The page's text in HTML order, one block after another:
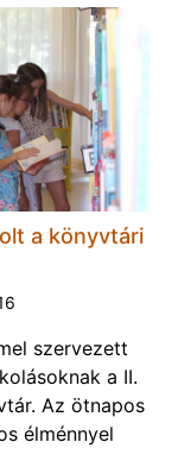
a könyvtári
szervezett
a II.
Az ötnapos
élménnyel